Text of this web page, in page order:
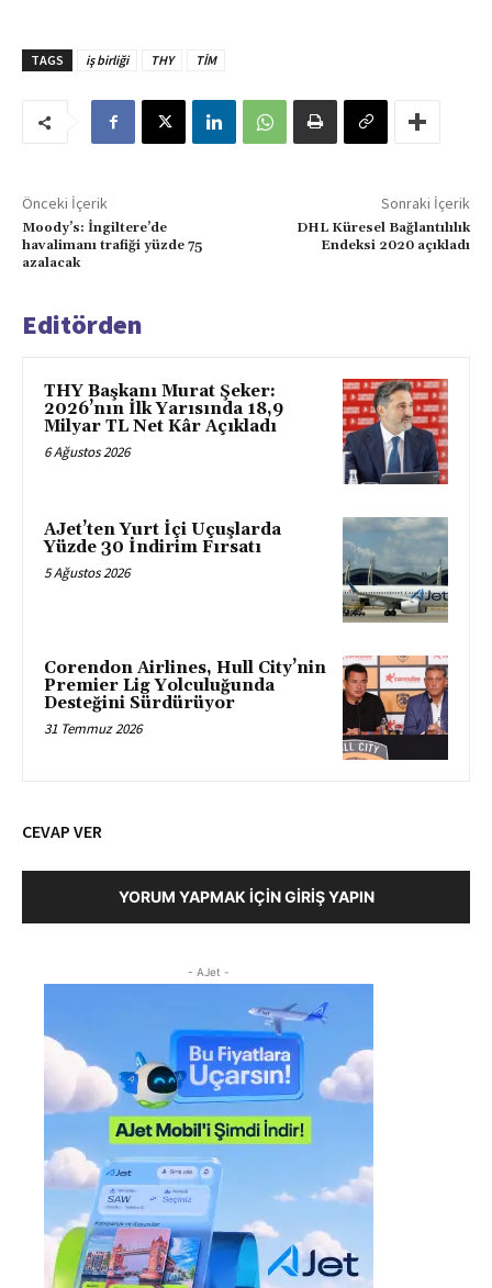
TAGS iş birliği THY TİM
Önceki İçerik
Moody’s: İngiltere’de
havalimanı trafiği yüzde 75
azalacak
Sonraki İçerik
DHL Küresel Bağlantılılık
Endeksi 2020 açıkladı
Editörden
THY Başkanı Murat Şeker:
2026’nın İlk Yarısında 18,9
Milyar TL Net Kâr Açıkladı
6 Ağustos 2026
AJet’ten Yurt İçi Uçuşlarda
Yüzde 30 İndirim Fırsatı
5 Ağustos 2026
Corendon Airlines, Hull City’nin
Premier Lig Yolculuğunda
Desteğini Sürdürüyor
31 Temmuz 2026
CEVAP VER
YORUM YAPMAK İÇIN GIRIŞ YAPIN
- AJet -